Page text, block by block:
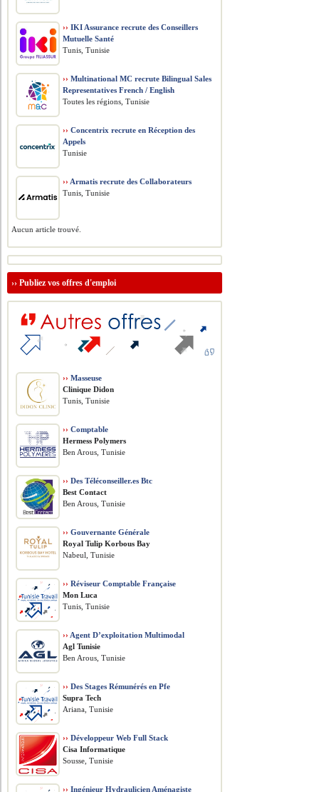
›› IKI Assurance recrute des Conseillers
Mutuelle Santé
Tunis, Tunisie
›› Multinational MC recrute Bilingual Sales
Representatives French / English
Toutes les régions, Tunisie
›› Concentrix recrute en Réception des
Appels
Tunisie
›› Armatis recrute des Collaborateurs
Tunis, Tunisie
Aucun article trouvé.
››Publiez vos offres d'emploi
›› Masseuse
Clinique Didon
Tunis, Tunisie
›› Comptable
Hermess Polymers
Ben Arous, Tunisie
›› Des Téléconseiller.es Btc
Best Contact
Ben Arous, Tunisie
›› Gouvernante Générale
Royal Tulip Korbous Bay
Nabeul, Tunisie
›› Réviseur Comptable Française
Mon Luca
Tunis, Tunisie
›› Agent D’exploitation Multimodal
Agl Tunisie
Ben Arous, Tunisie
›› Des Stages Rémunérés en Pfe
Supra Tech
Ariana, Tunisie
›› Développeur Web Full Stack
Cisa Informatique
Sousse, Tunisie
›› Ingénieur Hydraulicien Aménagiste